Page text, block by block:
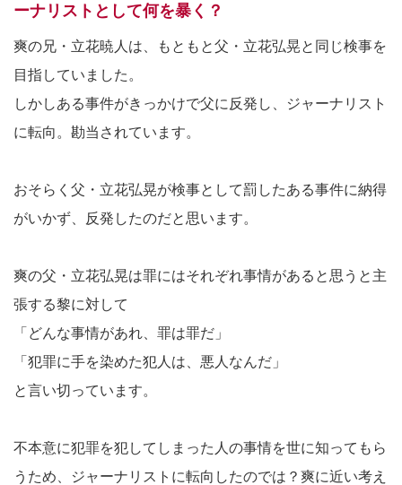
ーナリストとして何を暴く？
爽の兄・立花暁人は、もともと父・立花弘晃と同じ検事を
目指していました。
しかしある事件がきっかけで父に反発し、ジャーナリスト
に転向。勘当されています。
おそらく父・立花弘晃が検事として罰したある事件に納得
がいかず、反発したのだと思います。
爽の父・立花弘晃は罪にはそれぞれ事情があると思うと主
張する黎に対して
「どんな事情があれ、罪は罪だ」
「犯罪に手を染めた犯人は、悪人なんだ」
と言い切っています。
不本意に犯罪を犯してしまった人の事情を世に知ってもら
うため、ジャーナリストに転向したのでは？爽に近い考え